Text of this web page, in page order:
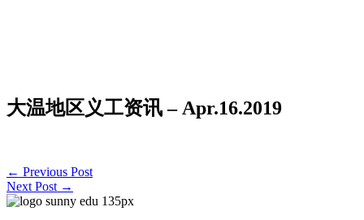
大温地区义工资讯 – Apr.16.2019
← Previous Post
Next Post →